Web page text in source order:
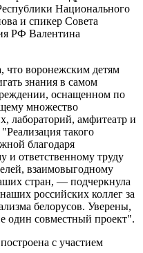
Национального
и спикер Совета
РФ Валентина
что воронежским детям
знания в самом
оснащенном по
множество
лабораторий, амфитеатр и
такого
благодаря
и ответственному труду
взаимовыгодному
стран, — подчеркнула
российских коллег за
белорусов. Уверены,
один совместный проект".